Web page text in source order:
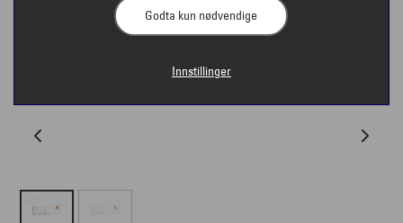
Godta kun nødvendige
Innstillinger